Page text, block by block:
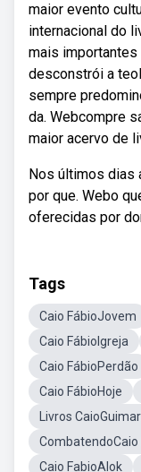
maior evento
internacional do
mais importantes
desconstrói a
sempre
da. Webcompre
maior acervo de
Nos últimos dias
por que. Webo
oferecidas por
Tags
Caio FábioJovem
Caio FábioIgreja
Caio FábioPerdão
Caio FábioHoje
Livros
CombatendoCaio
Caio FabioAlok